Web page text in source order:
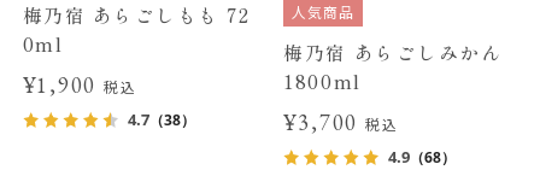
梅乃宿 あらごしもも 72
0ml
¥1,900税込
4.7（38）
人気商品
梅乃宿 あらごしみかん
1800ml
¥3,700 税込
4.9 （68）